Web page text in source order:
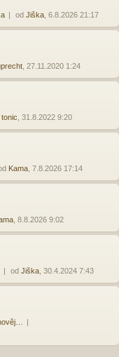
od Jiška , 6.8.2026 21:17
, 27.11.2020 1:24
tonic , 31.8.2022 9:20
Kama , 7.8.2026 17:14
, 8.8.2026 9:02
od Jiška , 30.4.2024 7:43